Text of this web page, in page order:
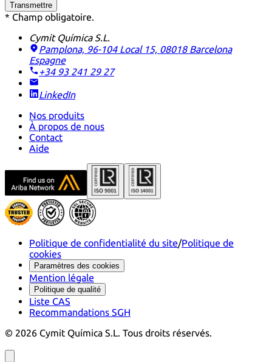
Transmettre
* Champ obligatoire.
Cymit Química S.L.
Pamplona, 96-104 Local 15, 08018 Barcelona
Espagne
+34 93 241 29 27
LinkedIn
Nos produits
À propos de nous
Contact
Aide
Politique de confidentialité du site/Politique de
cookies
Paramètres des cookies
Mention légale
Politique de qualité
Liste CAS
Recommandations SGH
© 2026 Cymit Química S.L. Tous droits réservés.